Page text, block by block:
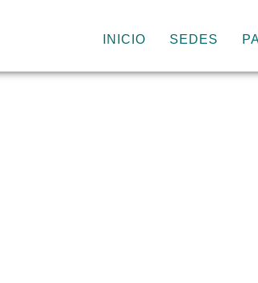
INICIO SEDES